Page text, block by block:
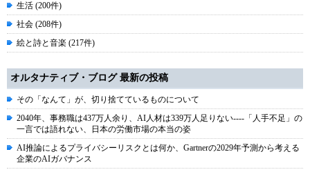
生活 (200件)
社会 (208件)
絵と詩と音楽 (217件)
オルタナティブ・ブログ 最新の投稿
その「なんて」が、切り捨てているものについて
2040年、事務職は437万人余り、AI人材は339万人足りない----「人手不足」の
一言では語れない、日本の労働市場の本当の姿
AI推論によるプライバシーリスクとは何か、Gartnerの2029年予測から考える
企業のAIガバナンス